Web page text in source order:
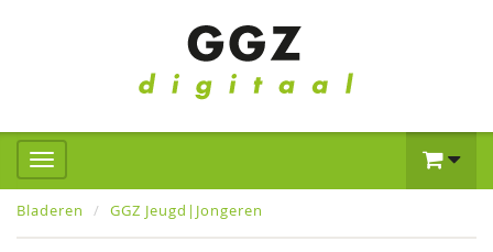
Bladeren GGZ Jeugd|Jongeren